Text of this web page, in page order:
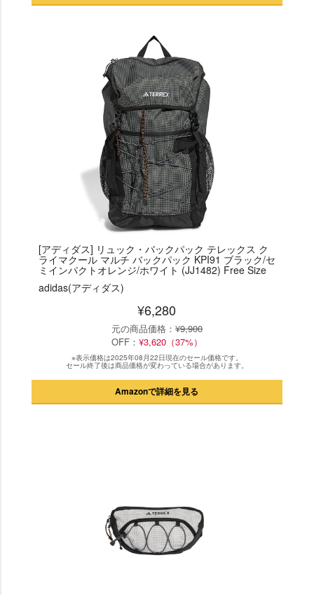
[アディダス] リュック・バックパック テレックス ク
ライマクール マルチ バックパック KPI91 ブラック/セ
ミインパクトオレンジ/ホワイト (JJ1482) Free Size
adidas(アディダス)
¥6,280
元の商品価格： ¥9,900
OFF： ¥3,620（37%）
※表示価格は2025年08月22日現在のセール価格です。
セール終了後は商品価格が変わっている場合があります。
Amazonで詳細を見る